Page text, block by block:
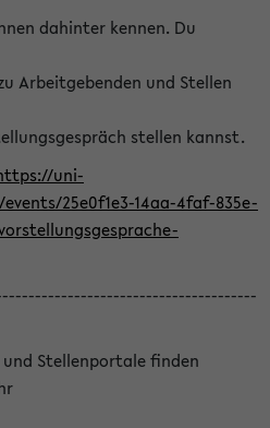
dahinter kennen. Du
Arbeitgebenden und Stellen
stellen kannst.
uni-
25e0f1e3-14aa-4faf-835e-
Stellenportale finden